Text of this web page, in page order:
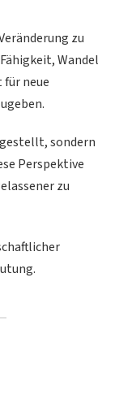
zu
Wandel
neue
sondern
Perspektive
zu